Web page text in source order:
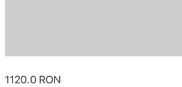
1120.0 RON